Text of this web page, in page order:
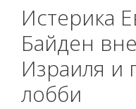
Истерика
Байден
Израиля и
лобби